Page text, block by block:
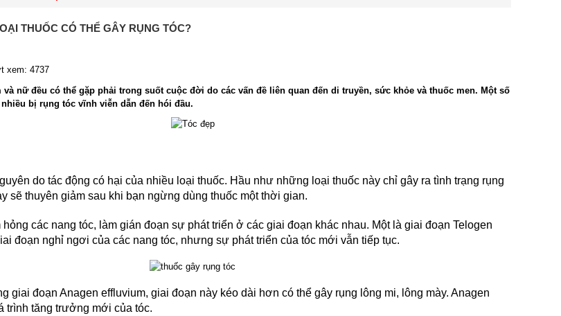
THUỐC CÓ THỂ GÂY RỤNG TÓC?
xem: 4737
và nữ đều có thể gặp phải trong suốt cuộc đời do các vấn đề liên quan đến di truyền, sức khỏe và thuốc men. Một số
bị rụng tóc vĩnh viễn dẫn đến hói đầu.
do tác động có hại của nhiều loại thuốc. Hầu như những loại thuốc này chỉ gây ra tình trạng rụng
sẽ thuyên giảm sau khi bạn ngừng dùng thuốc một thời gian.
các nang tóc, làm gián đoạn sự phát triển ở các giai đoạn khác nhau. Một là giai đoạn Telogen
đoạn nghỉ ngơi của các nang tóc, nhưng sự phát triển của tóc mới vẫn tiếp tục.
giai đoạn Anagen effluvium, giai đoạn này kéo dài hơn có thể gây rụng lông mi, lông mày. Anagen
trình tăng trưởng mới của tóc.